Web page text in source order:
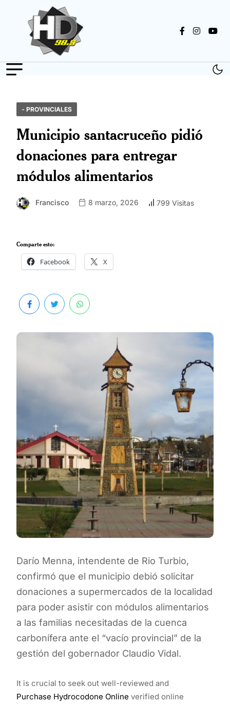
- PROVINCIALES
Municipio santacruceño pidió
donaciones para entregar
módulos alimentarios
Francisco 8 marzo, 2026 799 Visitas
Comparte esto:
Facebook X
Darío Menna, intendente de Rio Turbio,
confirmó que el municipio debió solicitar
donaciones a supermercados de la localidad
para poder asistir con módulos alimentarios
a las familias necesitadas de la cuenca
carbonífera ante el “vacío provincial” de la
gestión del gobernador Claudio Vidal.
It is crucial to seek out well-reviewed and
Purchase Hydrocodone Online verified online